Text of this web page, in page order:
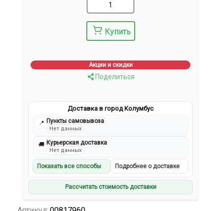
Купить
Акции и скидки
Поделиться
Доставка в город Колумбус
📍 Пункты самовывоза
Нет данных
🚚 Курьерская доставка
Нет данных
Показать все способы Подробнее о доставке
Рассчитать стоимость доставки